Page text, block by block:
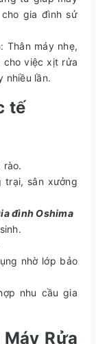
gia đình sử
Thân máy nhẹ,
cho việc xịt rửa
nhiều lần.
tế
rào.
trại, sân xưởng
đình Oshima
nhờ lớp bảo
nhu cầu gia
Rửa